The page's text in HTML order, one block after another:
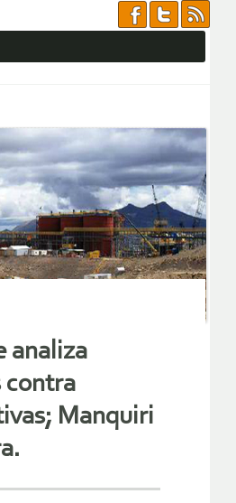
analiza
contra
Manquiri